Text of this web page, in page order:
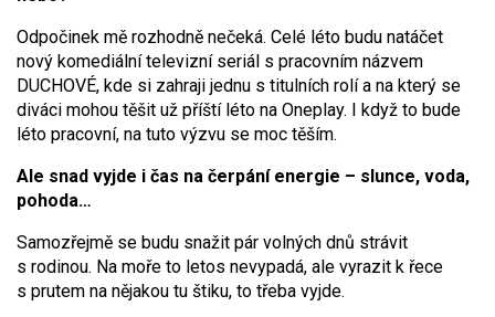
Odpočinek mě rozhodně nečeká. Celé léto budu natáčet
nový komediální televizní seriál s pracovním názvem
DUCHOVÉ, kde si zahraji jednu s titulních rolí a na který se
diváci mohou těšit už příští léto na Oneplay. I když to bude
léto pracovní, na tuto výzvu se moc těším.
Ale snad vyjde i čas na čerpání energie – slunce, voda,
pohoda…
Samozřejmě se budu snažit pár volných dnů strávit
s rodinou. Na moře to letos nevypadá, ale vyrazit k řece
s prutem na nějakou tu štiku, to třeba vyjde.